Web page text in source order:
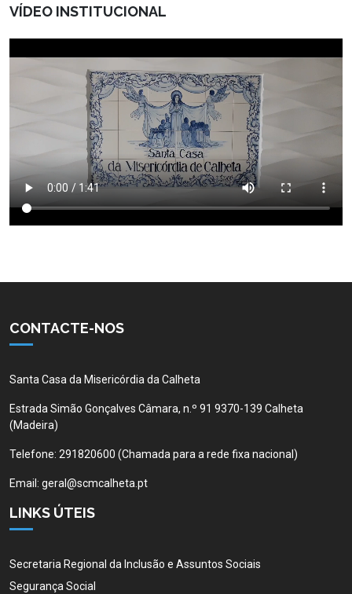
VÍDEO INSTITUCIONAL
CONTACTE-NOS
Santa Casa da Misericórdia da Calheta
Estrada Simão Gonçalves Câmara, n.º 91 9370-139 Calheta
(Madeira)
Telefone: 291820600 (Chamada para a rede fixa nacional)
Email: geral@scmcalheta.pt
LINKS ÚTEIS
Secretaria Regional da Inclusão e Assuntos Sociais
Segurança Social